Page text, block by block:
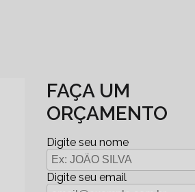
FAÇA UM
ORÇAMENTO
Digite seu nome
Digite seu email